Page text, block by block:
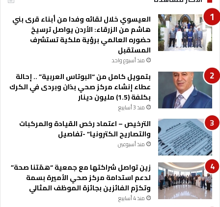
العيسوي خلال لقائه وفدا من أبناء قرى بني
هاشم من الزرقاء: الأردن يواصل ترسيخ
حضوره العالمي برؤية ملكية تستشرف
المستقبل
منذ أسبوع واحد
بتمويل كامل من “البوتاس العربية” .. إحالة
عطاء إنشاء مركز صحي بذان وبردى في الكرك
بكلفة (1.5) مليون دينار
منذ 3 أسابيع
الترخيص – اعتماد رخص القيادة والمركبات
والتصاريح الكترونيا” -تفاصيل
منذ أسبوعين
زين تواصل شراكتها مع جمعية “همّتنا صحة”
لدعم استدامة مركز صحي الأميرة بسمة
وتكرّم الفائزين بجائزة الموظف المثالي
منذ 4 أسابيع